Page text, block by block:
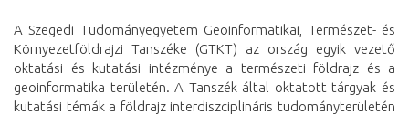
A Szegedi Tudományegyetem Geoinformatikai, Természet- és
Környezetföldrajzi Tanszéke (GTKT) az ország egyik vezető
oktatási és kutatási intézménye a természeti földrajz és a
geoinformatika területén. A Tanszék által oktatott tárgyak és
kutatási témák a földrajz interdiszciplináris tudományterületén